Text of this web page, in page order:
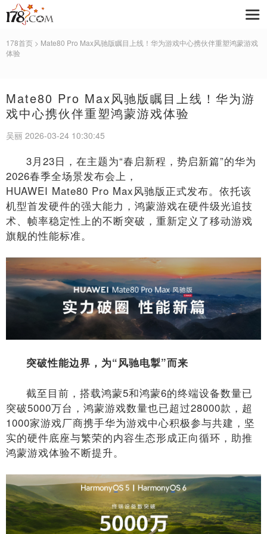
178首页 > Mate80 Pro Max风驰版瞩目上线！华为游戏中心携伙伴重塑鸿蒙游戏
体验
Mate80 Pro Max风驰版瞩目上线！华为游
戏中心携伙伴重塑鸿蒙游戏体验
吴丽 2026-03-24 10:30:45
3月23日，在主题为“春启新程，势启新篇”的华为
2026春季全场景发布会上，
HUAWEI Mate80 Pro Max风驰版正式发布。依托该
机型首发硬件的强大能力，鸿蒙游戏在硬件级光追技
术、帧率稳定性上的不断突破，重新定义了移动游戏
旗舰的性能标准。
突破性能边界，为“风驰电掣”而来
截至目前，搭载鸿蒙5和鸿蒙6的终端设备数量已
突破5000万台，鸿蒙游戏数量也已超过28000款，超
1000家游戏厂商携手华为游戏中心积极参与共建，坚
实的硬件底座与繁荣的内容生态形成正向循环，助推
鸿蒙游戏体验不断提升。